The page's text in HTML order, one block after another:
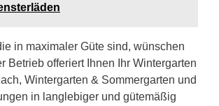
in maximaler Güte sind, wünschen
Betrieb offeriert Ihnen Ihr Wintergarten
Wintergarten & Sommergarten und
in langlebiger und gütemäßig